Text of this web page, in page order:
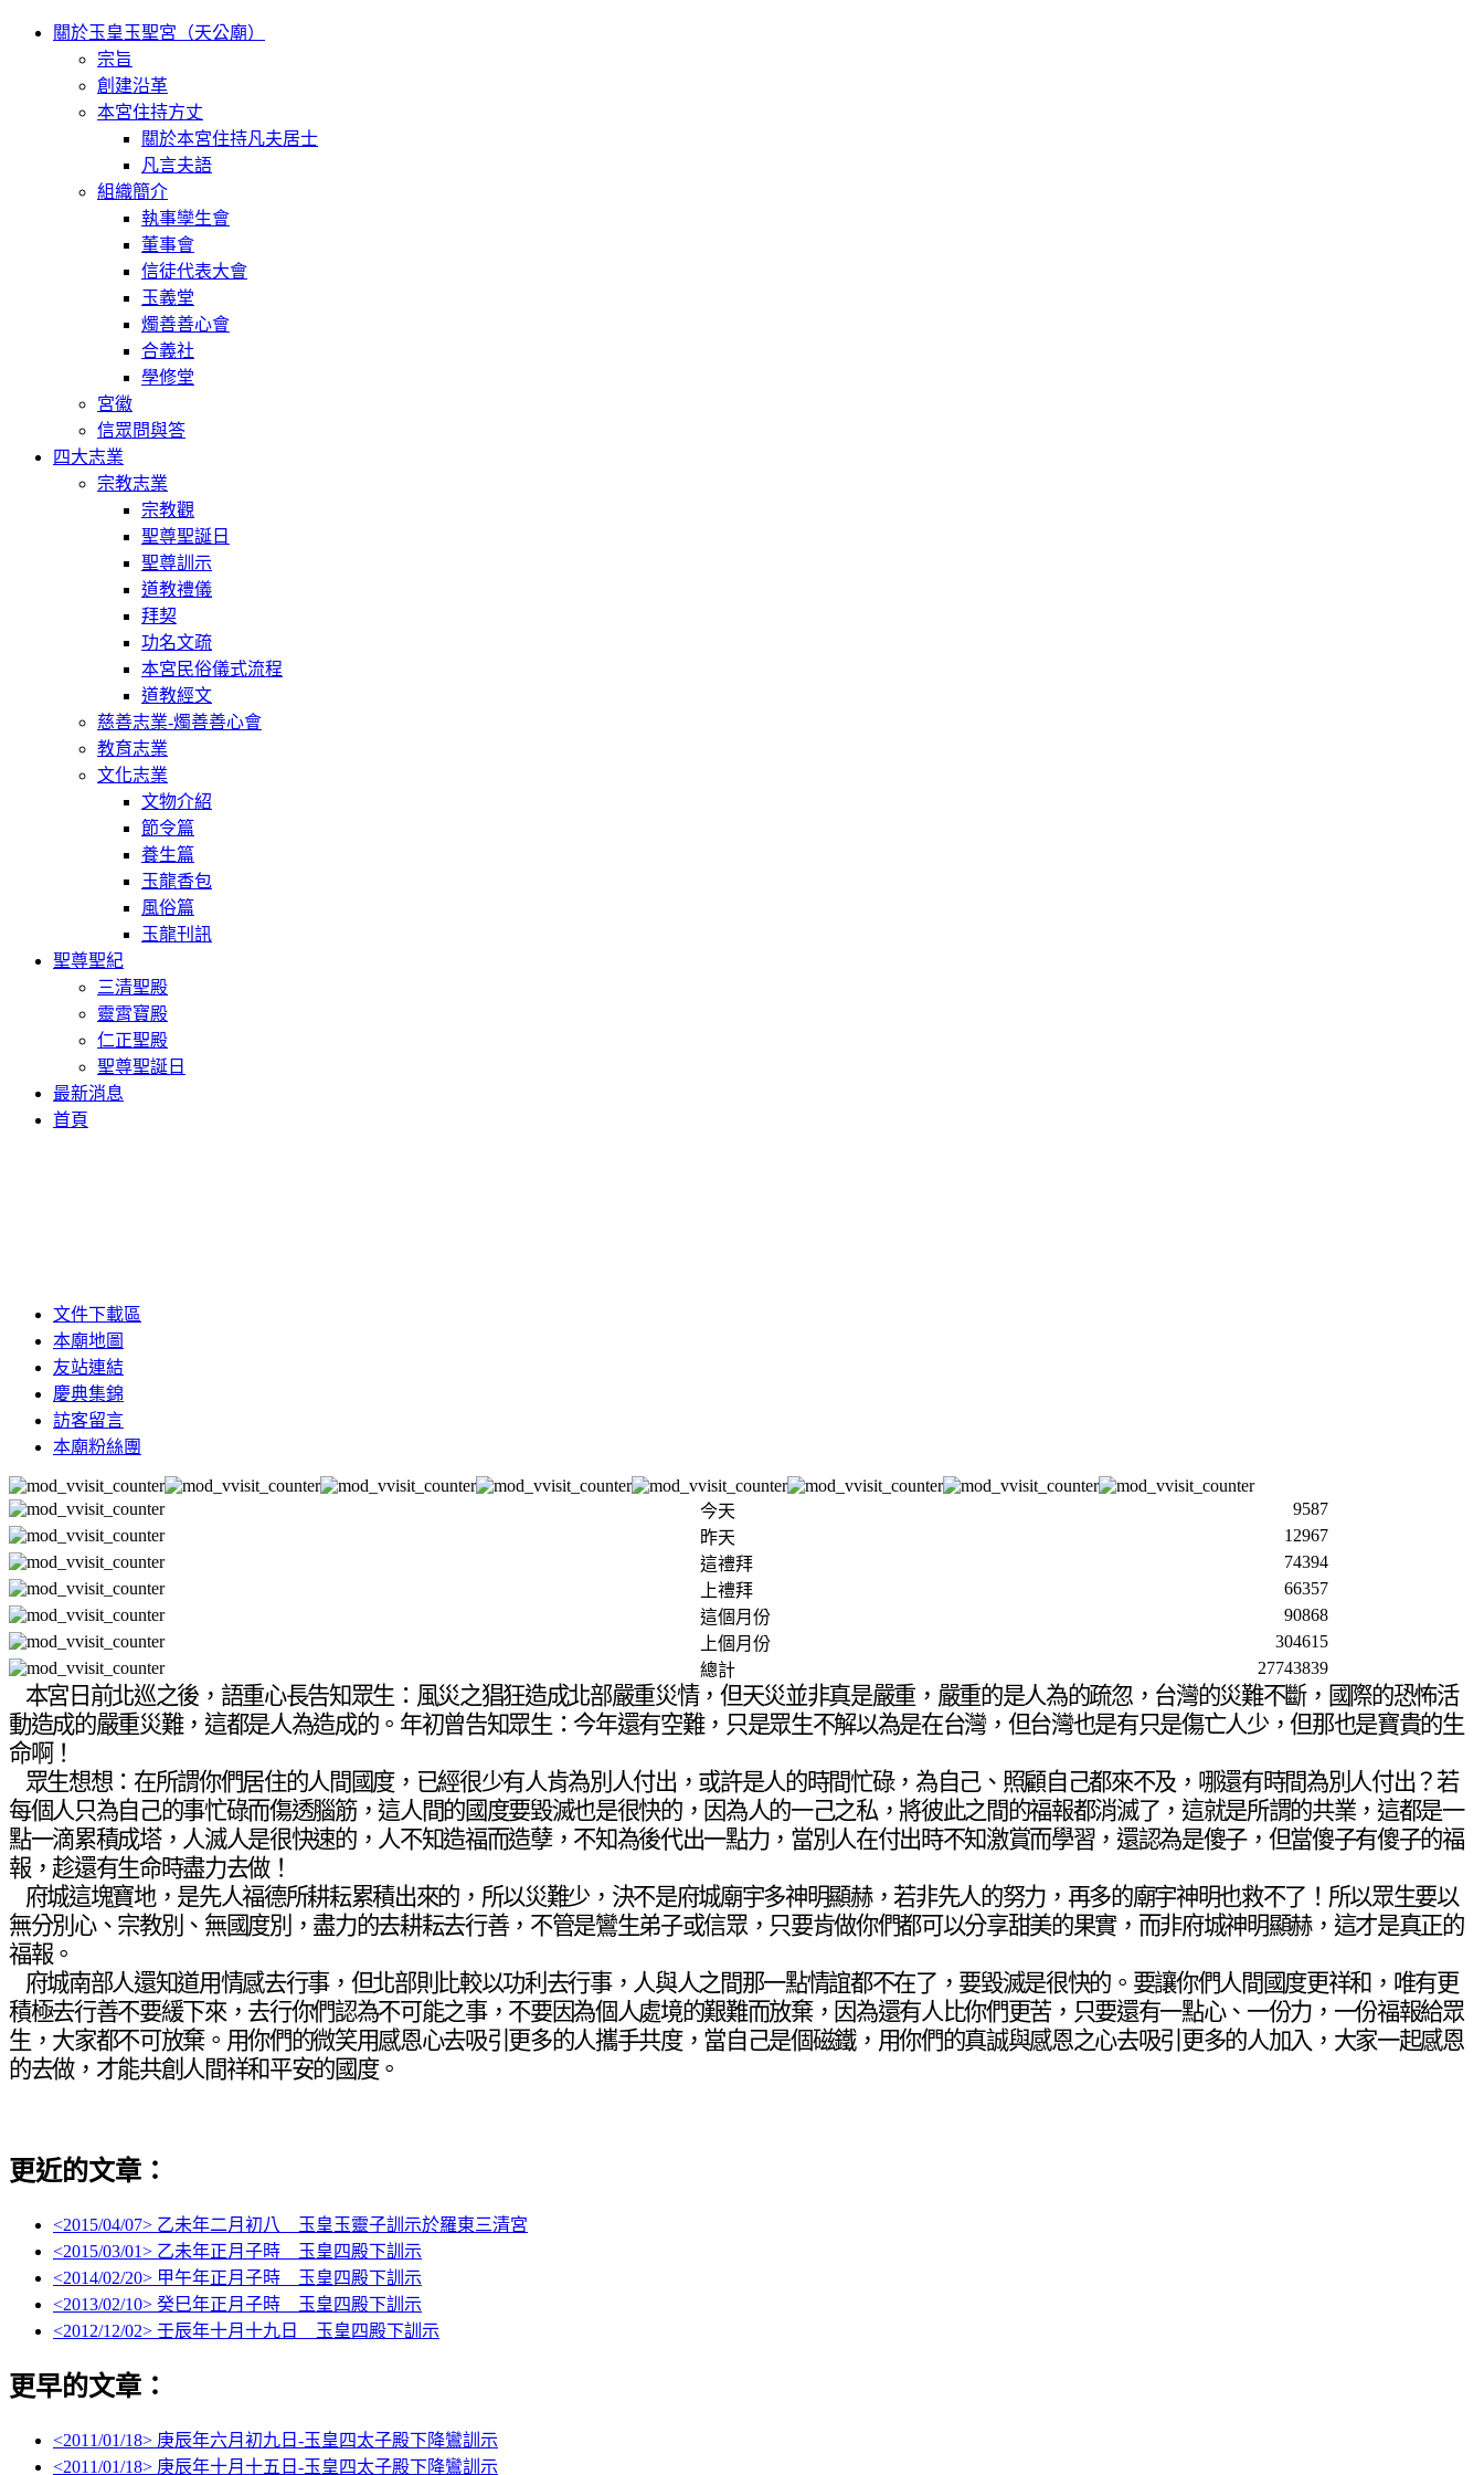
關於玉皇玉聖宮（天公廟）
宗旨
創建沿革
本宮住持方丈
關於本宮住持凡夫居士
凡言夫語
組織簡介
執事孿生會
董事會
信徒代表大會
玉義堂
燭善善心會
合義社
學修堂
宮徽
信眾問與答
四大志業
宗教志業
宗教觀
聖尊聖誕日
聖尊訓示
道教禮儀
拜契
功名文疏
本宮民俗儀式流程
道教經文
慈善志業-燭善善心會
教育志業
文化志業
文物介紹
節令篇
養生篇
玉龍香包
風俗篇
玉龍刊訊
聖尊聖紀
三清聖殿
靈霄寶殿
仁正聖殿
聖尊聖誕日
最新消息
首頁
文件下載區
本廟地圖
友站連結
慶典集錦
訪客留言
本廟粉絲團
今天
9587
昨天
12967
這禮拜
74394
上禮拜
66357
這個月份
90868
上個月份
304615
總計
27743839
本宮日前北巡之後，語重心長告知眾生：風災之猖狂造成北部嚴重災情，但天災並非真是嚴重，嚴重的是人為的疏忽，台灣的災難不斷，國際的恐怖活
動造成的嚴重災難，這都是人為造成的。年初曾告知眾生：今年還有空難，只是眾生不解以為是在台灣，但台灣也是有只是傷亡人少，但那也是寶貴的生
命啊！
眾生想想：在所謂你們居住的人間國度，已經很少有人肯為別人付出，或許是人的時間忙碌，為自己、照顧自己都來不及，哪還有時間為別人付出？若
每個人只為自己的事忙碌而傷透腦筋，這人間的國度要毀滅也是很快的，因為人的一己之私，將彼此之間的福報都消滅了，這就是所謂的共業，這都是一
點一滴累積成塔，人滅人是很快速的，人不知造福而造孽，不知為後代出一點力，當別人在付出時不知激賞而學習，還認為是傻子，但當傻子有傻子的福
報，趁還有生命時盡力去做！
府城這塊寶地，是先人福德所耕耘累積出來的，所以災難少，決不是府城廟宇多神明顯赫，若非先人的努力，再多的廟宇神明也救不了！所以眾生要以
無分別心、宗教別、無國度別，盡力的去耕耘去行善，不管是鸞生弟子或信眾，只要肯做你們都可以分享甜美的果實，而非府城神明顯赫，這才是真正的
福報。
府城南部人還知道用情感去行事，但北部則比較以功利去行事，人與人之間那一點情誼都不在了，要毀滅是很快的。要讓你們人間國度更祥和，唯有更
積極去行善不要緩下來，去行你們認為不可能之事，不要因為個人處境的艱難而放棄，因為還有人比你們更苦，只要還有一點心、一份力，一份福報給眾
生，大家都不可放棄。用你們的微笑用感恩心去吸引更多的人攜手共度，當自己是個磁鐵，用你們的真誠與感恩之心去吸引更多的人加入，大家一起感恩
的去做，才能共創人間祥和平安的國度。
更近的文章：
<2015/04/07> 乙未年二月初八 玉皇玉靈子訓示於羅東三清宮
<2015/03/01> 乙未年正月子時 玉皇四殿下訓示
<2014/02/20> 甲午年正月子時 玉皇四殿下訓示
<2013/02/10> 癸巳年正月子時 玉皇四殿下訓示
<2012/12/02> 壬辰年十月十九日 玉皇四殿下訓示
更早的文章：
<2011/01/18> 庚辰年六月初九日-玉皇四太子殿下降鸞訓示
<2011/01/18> 庚辰年十月十五日-玉皇四太子殿下降鸞訓示